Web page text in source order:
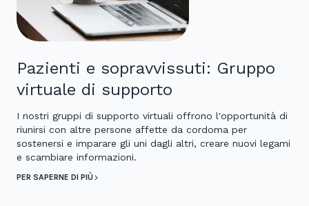
Pazienti e sopravvissuti: Gruppo
virtuale di supporto
I nostri gruppi di supporto virtuali offrono l'opportunità di
riunirsi con altre persone affette da cordoma per
sostenersi e imparare gli uni dagli altri, creare nuovi legami
e scambiare informazioni.
PER SAPERNE DI PIÙ